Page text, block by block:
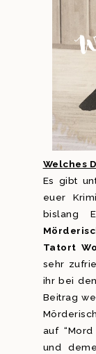
Welches
Es gibt
euer
bislang
Tatort
sehr
ihr bei
Beitrag
auf
und